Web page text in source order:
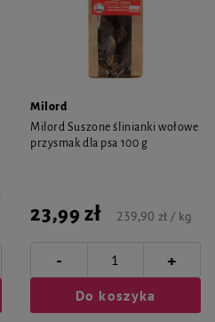
Milord
Milord Suszone ślinianki wołowe
przysmak dla psa 100 g
23,99 zł 239,90 zł / kg
- +
Do koszyka